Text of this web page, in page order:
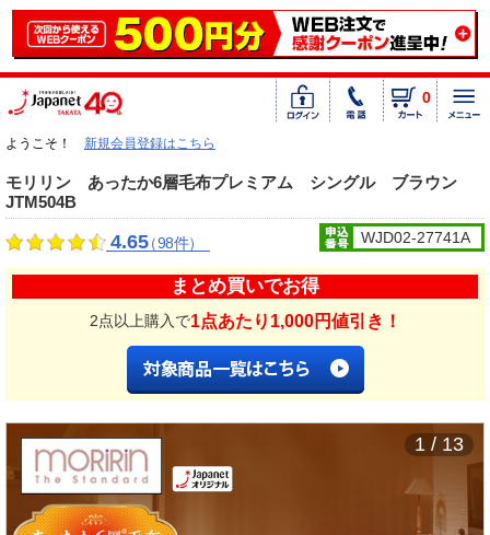
0
ようこそ！ 新規会員登録はこちら
モリリン あったか6層毛布プレミアム シングル ブラウン
JTM504B
4.65（98件） WJD02-27741A
まとめ買いでお得
2点以上購入で1点あたり1,000円値引き！
1 / 13